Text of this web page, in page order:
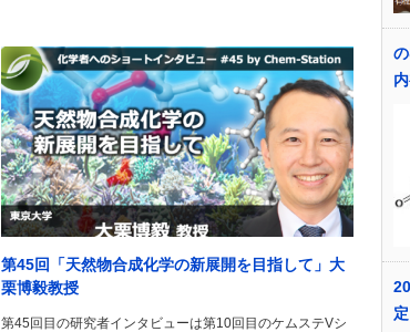
第45回「天然物合成化学の新展開を目指して」大
栗博毅教授
第45回目の研究者インタビューは第10回目のケムステVシ